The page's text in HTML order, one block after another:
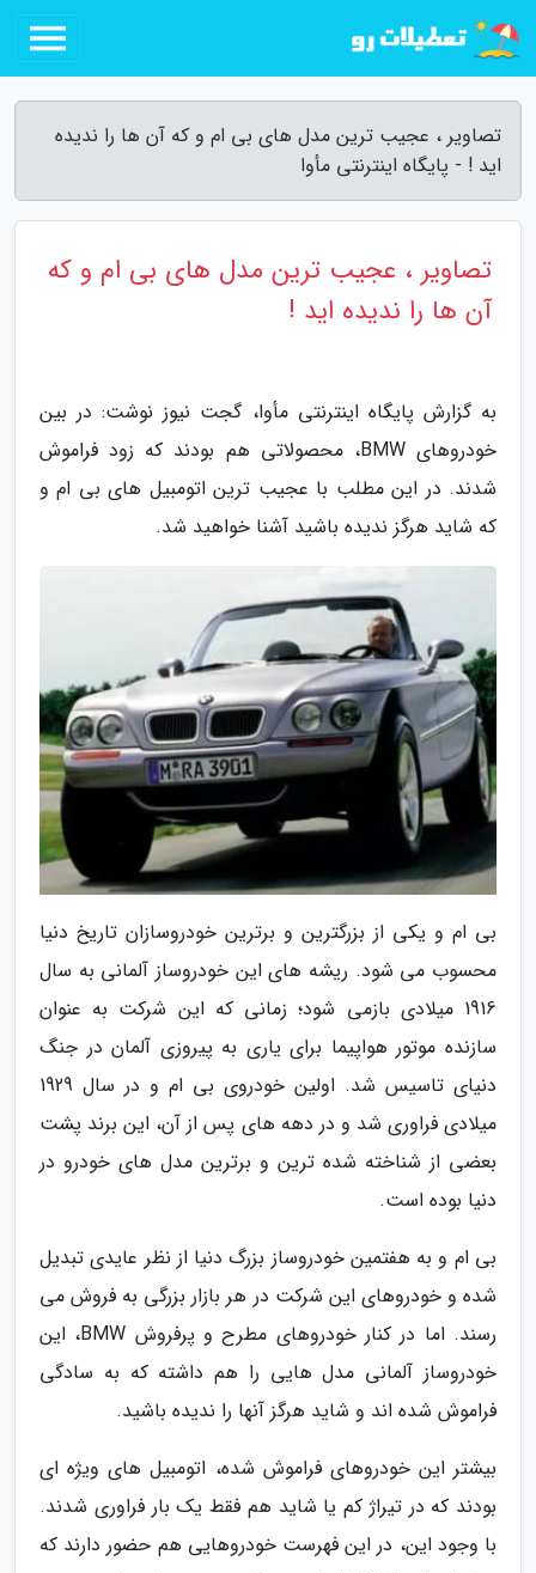
تصاویر ، عجیب ترین مدل های بی ام و که آن ها را ندیده
اید ! - پایگاه اینترنتی مأوا
تصاویر ، عجیب ترین مدل های بی ام و که
آن ها را ندیده اید !
به گزارش پایگاه اینترنتی مأوا، گجت نیوز نوشت: در بین
خودروهای BMW، محصولاتی هم بودند که زود فراموش
شدند. در این مطلب با عجیب ترین اتومبیل های بی ام و
که شاید هرگز ندیده باشید آشنا خواهید شد.
بی ام و یکی از بزرگترین و برترین خودروسازان تاریخ دنیا
محسوب می شود. ریشه های این خودروساز آلمانی به سال
1916 میلادی بازمی شود؛ زمانی که این شرکت به عنوان
سازنده موتور هواپیما برای یاری به پیروزی آلمان در جنگ
دنیای تاسیس شد. اولین خودروی بی ام و در سال 1929
میلادی فراوری شد و در دهه های پس از آن، این برند پشت
بعضی از شناخته شده ترین و برترین مدل های خودرو در
دنیا بوده است.
بی ام و به هفتمین خودروساز بزرگ دنیا از نظر عایدی تبدیل
شده و خودروهای این شرکت در هر بازار بزرگی به فروش می
رسند. اما در کنار خودروهای مطرح و پرفروش BMW، این
خودروساز آلمانی مدل هایی را هم داشته که به سادگی
فراموش شده اند و شاید هرگز آنها را ندیده باشید.
بیشتر این خودروهای فراموش شده، اتومبیل های ویژه ای
بودند که در تیراژ کم یا شاید هم فقط یک بار فراوری شدند.
با وجود این، در این فهرست خودروهایی هم حضور دارند که